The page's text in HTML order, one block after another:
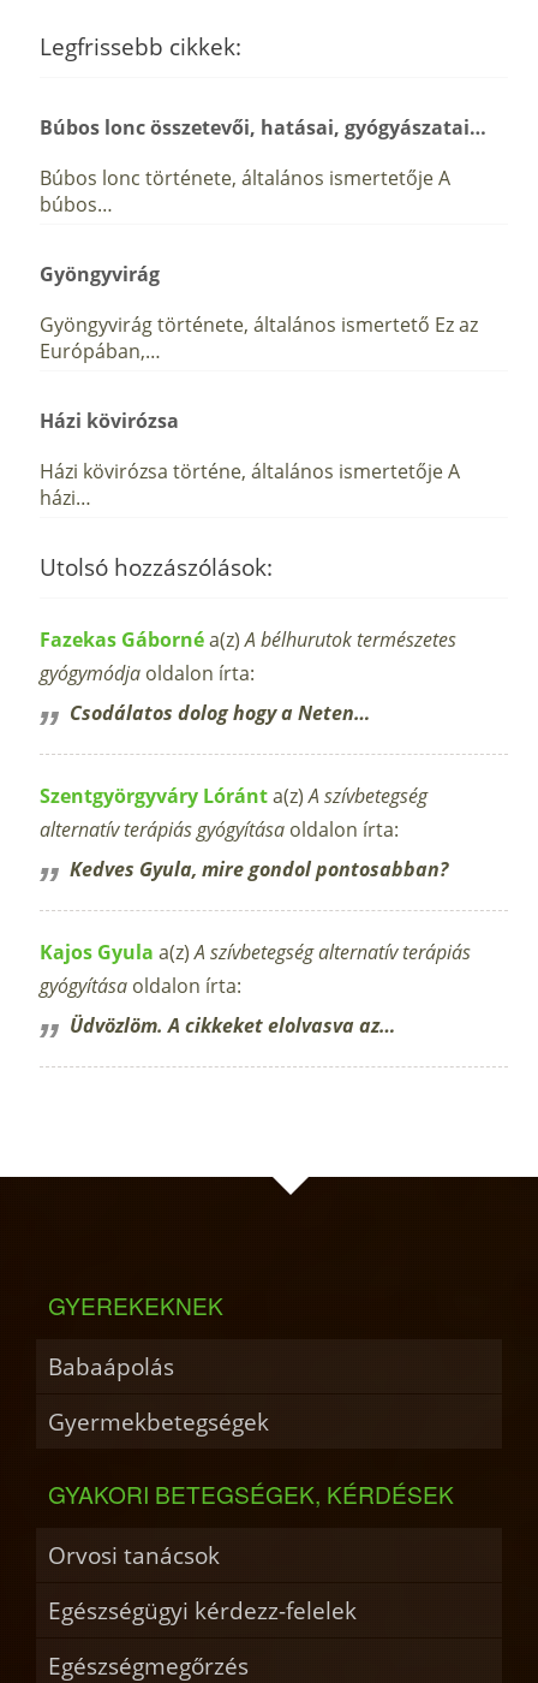
Legfrissebb cikkek:
Búbos lonc összetevői, hatásai, gyógyászatai…
Búbos lonc története, általános ismertetője A
búbos…
Gyöngyvirág
Gyöngyvirág története, általános ismertető Ez az
Európában,…
Házi kövirózsa
Házi kövirózsa történe, általános ismertetője A
házi…
Utolsó hozzászólások:
Fazekas Gábornéa(z)A bélhurutok természetes
gyógymódja oldalon írta:
Csodálatos dolog hogy a Neten…
Szentgyörgyváry Lóránta(z)A szívbetegség
alternatív terápiás gyógyítása oldalon írta:
Kedves Gyula, mire gondol pontosabban?
Kajos Gyula a(z)A szívbetegség alternatív terápiás
gyógyítása oldalon írta:
Üdvözlöm. A cikkeket elolvasva az…
GYEREKEKNEK
Babaápolás
Gyermekbetegségek
GYAKORI BETEGSÉGEK, KÉRDÉSEK
Orvosi tanácsok
Egészségügyi kérdezz-felelek
Egészségmegőrzés